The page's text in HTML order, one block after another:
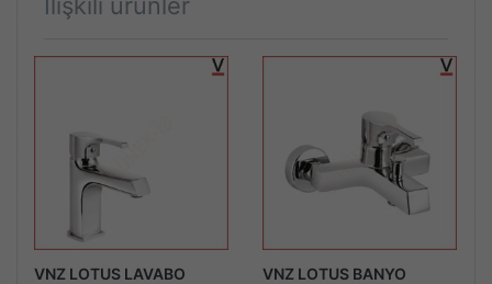
İlişkili ürünler
VNZ LOTUS LAVABO
VNZ LOTUS BANYO